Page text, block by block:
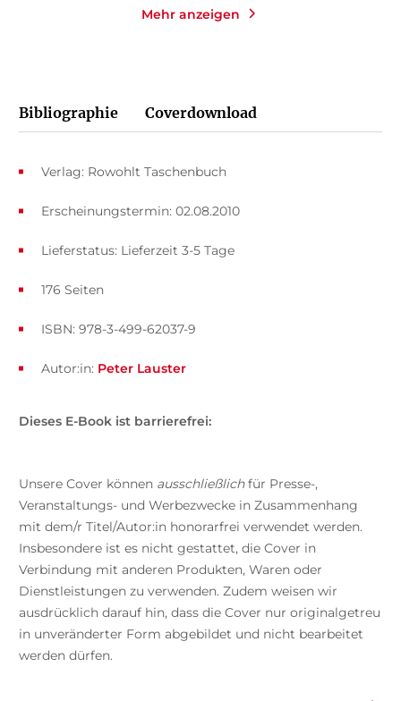
Mehr anzeigen
Bibliographie Coverdownload
Verlag: Rowohlt Taschenbuch
Erscheinungstermin: 02.08.2010
Lieferstatus: Lieferzeit 3-5 Tage
ISBN: 978-3-499-62037-9
176 Seiten
Autor:in: Peter Lauster
Dieses E-Book ist barrierefrei:
Unsere Cover können ausschließlichfür Presse-,
Veranstaltungs- und Werbezwecke in Zusammenhang
mit dem/r Titel/Autor:in honorarfrei verwendet werden.
Insbesondere ist es nicht gestattet, die Cover in
Verbindung mit anderen Produkten, Waren oder
Dienstleistungen zu verwenden. Zudem weisen wir
ausdrücklich darauf hin, dass die Cover nur originalgetreu
in unveränderter Form abgebildet und nicht bearbeitet
werden dürfen.